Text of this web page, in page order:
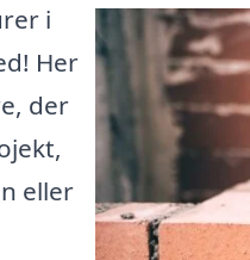
i
Her
der
eller